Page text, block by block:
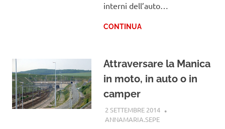
interni dell’auto…
CONTINUA
Attraversare la Manica
in moto, in auto o in
camper
2 SETTEMBRE 2014
ANNAMARIA.SEPEGUIDE